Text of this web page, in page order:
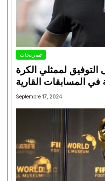
تصريحات
لممثلي الكرة
Septembre 17, 2024